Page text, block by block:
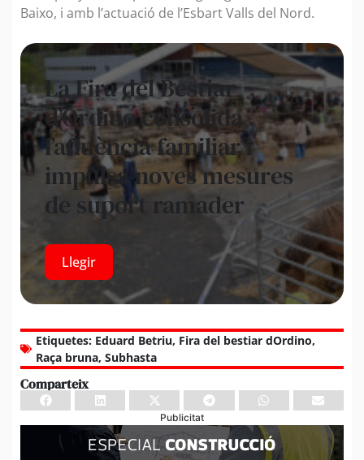
Baixo, i amb l’actuació de l’Esbart Valls del Nord.
La Fira del Bestiar
d’Ordino consolida
l’afluència familiar i
impulsa noves mesures
de suport ramader
Llegir
Etiquetes: Eduard Betriu, Fira del bestiar dOrdino,
Raça bruna, Subhasta
Comparteix
Publicitat